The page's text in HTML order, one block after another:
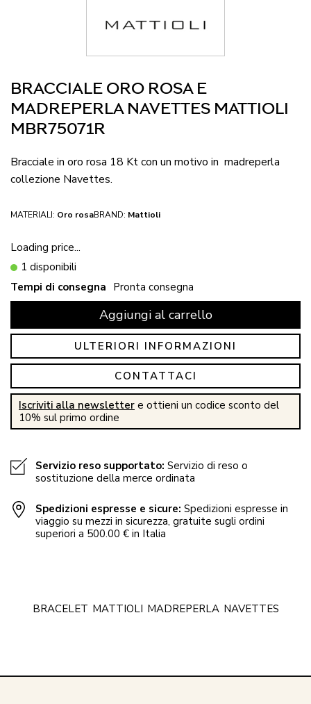
BRACCIALE ORO ROSA E
MADREPERLA NAVETTES MATTIOLI
MBR75071R
Bracciale in oro rosa 18 Kt con un motivo in madreperla
collezione Navettes.
MATERIALI: Oro rosaBRAND: Mattioli
Loading price...
1 disponibili
Tempi di consegna Pronta consegna
Aggiungi al carrello
ULTERIORI INFORMAZIONI
CONTATTACI
Iscriviti alla newsletter e ottieni un codice sconto del
10% sul primo ordine
Servizio reso supportato: Servizio di reso o
sostituzione della merce ordinata
Spedizioni espresse e sicure: Spedizioni espresse in
viaggio su mezzi in sicurezza, gratuite sugli ordini
superiori a 500.00 € in Italia
BRACELET MATTIOLI MADREPERLA NAVETTES